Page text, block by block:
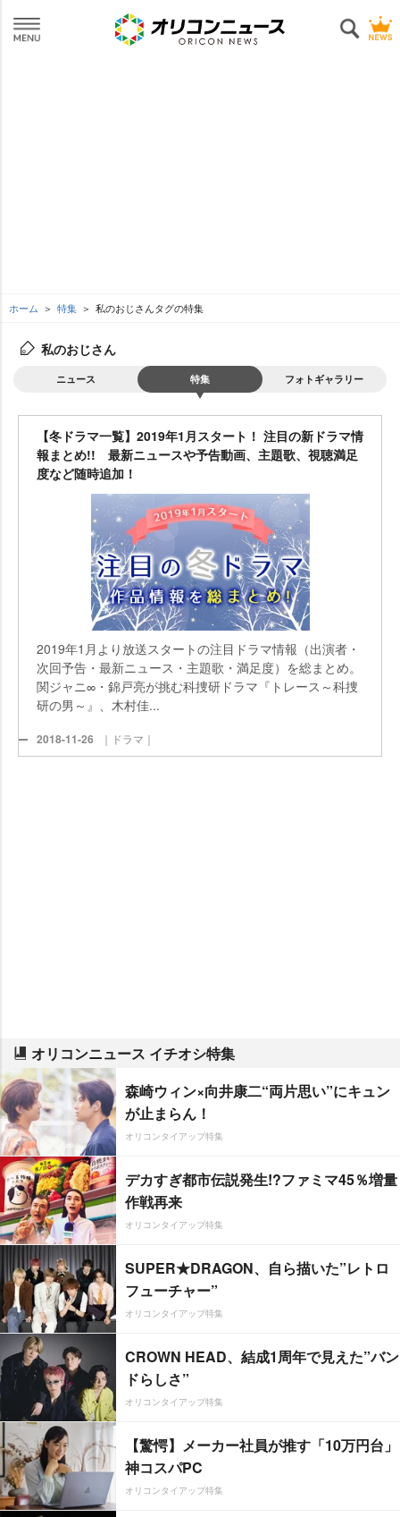
ホーム 特集 私のおじさんタグの特集
私のおじさん
ニュース 特集 フォトギャラリー
【冬ドラマ一覧】2019年1月スタート！ 注目の新ドラマ情
報まとめ!! 最新ニュースや予告動画、主題歌、視聴満足
度など随時追加！
2019年1月より放送スタートの注目ドラマ情報（出演者・
次回予告・最新ニュース・主題歌・満足度）を総まとめ。
関ジャニ∞・錦戸亮が挑む科捜研ドラマ『トレース～科捜
研の男～』、木村佳...
2018-11-26 ｜ドラマ｜
オリコンニュース イチオシ特集
森崎ウィン×向井康二“両片思い”にキュン
が止まらん！
オリコンタイアップ特集
デカすぎ都市伝説発生!?ファミマ45％増量
作戦再来
オリコンタイアップ特集
SUPER★DRAGON、自ら描いた”レトロ
フューチャー”
オリコンタイアップ特集
CROWN HEAD、結成1周年で見えた”バン
ドらしさ”
オリコンタイアップ特集
【驚愕】メーカー社員が推す「10万円台」
神コスパPC
オリコンタイアップ特集